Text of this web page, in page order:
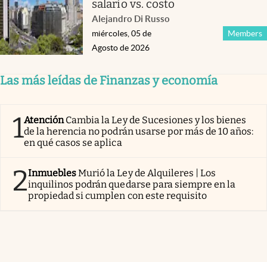
salario vs. costo
Alejandro Di Russo
Members
miércoles, 05 de
Agosto de 2026
Las más leídas de Finanzas y economía
1AtenciónCambia la Ley de Sucesiones y los bienes
de la herencia no podrán usarse por más de 10 años:
en qué casos se aplica
2InmueblesMurió la Ley de Alquileres | Los
inquilinos podrán quedarse para siempre en la
propiedad si cumplen con este requisito